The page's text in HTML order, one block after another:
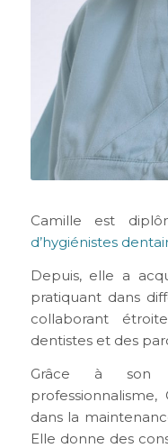
Camille est
d’hygiénistes
Depuis, elle a
pratiquant dans
collaborant
dentistes et des
Grâce à son
dans la
Elle donne des